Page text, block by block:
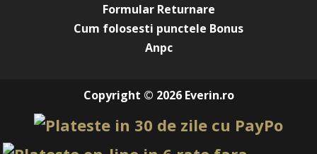
Formular Returnare
Cum folosesti punctele Bonus
Anpc
Copyright © 2026 Everin.ro